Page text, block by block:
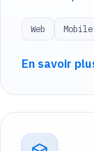
Web Mobile
En savoir